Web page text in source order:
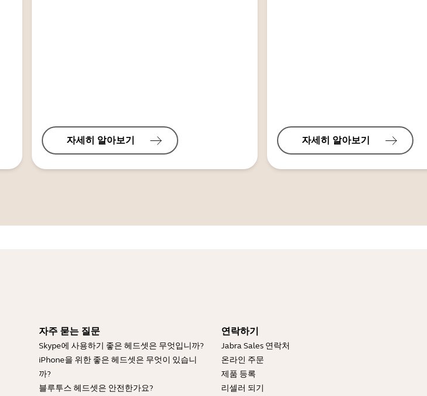
자세히 알아보기 자세히 알아보기
자주 묻는 질문
Skype에 사용하기 좋은 헤드셋은 무엇입니까?
iPhone을 위한 좋은 헤드셋은 무엇이 있습니
까?
블루투스 헤드셋은 안전한가요?
연락하기
Jabra Sales 연락처
온라인 주문
제품 등록
리셀러 되기